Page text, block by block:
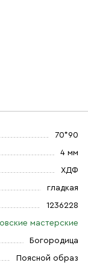
70*90
4 мм
ХДФ
гладкая
1236228
мастерские
Богородица
Поясной образ